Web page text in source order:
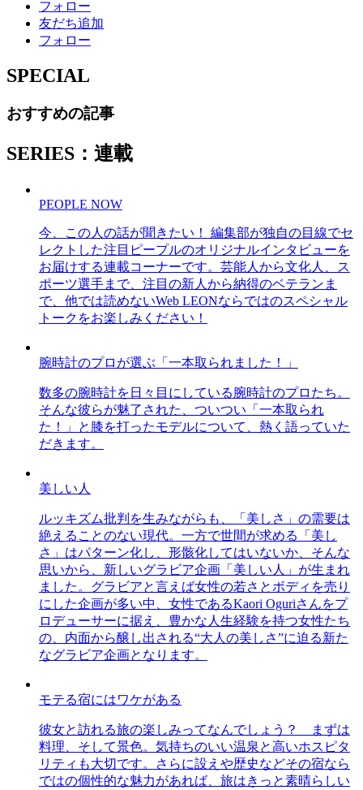
フォロー
友だち追加
フォロー
SPECIAL
おすすめの記事
SERIES：連載
PEOPLE NOW
今、この人の話が聞きたい！ 編集部が独自の目線でセ
レクトした注目ピープルのオリジナルインタビューを
お届けする連載コーナーです。芸能人から文化人、ス
ポーツ選手まで、注目の新人から納得のベテランま
で、他では読めないWeb LEONならではのスペシャル
トークをお楽しみください！
腕時計のプロが選ぶ「一本取られました！」
数多の腕時計を日々目にしている腕時計のプロたち。
そんな彼らが魅了された、ついつい「一本取られ
た！」と膝を打ったモデルについて、熱く語っていた
だきます。
美しい人
ルッキズム批判を生みながらも、「美しさ」の需要は
絶えることのない現代。一方で世間が求める「美し
さ」はパターン化し、形骸化してはいないか、そんな
思いから、新しいグラビア企画「美しい人」が生まれ
ました。グラビアと言えば女性の若さとボディを売り
にした企画が多い中、女性であるKaori Oguriさんをプ
ロデューサーに据え、豊かな人生経験を持つ女性たち
の、内面から醸し出される“大人の美しさ”に迫る新た
なグラビア企画となります。
モテる宿にはワケがある
彼女と訪れる旅の楽しみってなんでしょう？ まずは
料理、そして景色。気持ちのいい温泉と高いホスピタ
リティも大切です。さらに設えや歴史などその宿なら
ではの個性的な魅力があれば、旅はきっと素晴らしい